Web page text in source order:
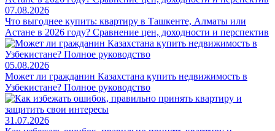
07.08.2026
Что выгоднее купить: квартиру в Ташкенте, Алматы или
Астане в 2026 году? Сравнение цен, доходности и перспектив
05.08.2026
Может ли гражданин Казахстана купить недвижимость в
Узбекистане? Полное руководство
31.07.2026